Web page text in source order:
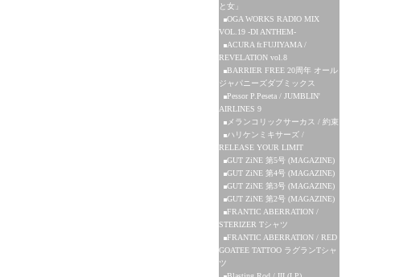
と女」
OGA WORKS RADIO MIX
VOL.19 -DI ANTHEM-
ACURA fr.FUJIYAMA /
REVELATION vol.8
BARRIER FREE 20周年 オール
ジャパニーズダブミックス
Pessor P.Peseta / JUMBLIN'
AIRLINES 9
メランコリックサーカス / 約束
ハリケンミキサーズ /
RELEASE YOUR LIMIT
GUT ZiNE 第5号 (MAGAZINE)
GUT ZiNE 第4号 (MAGAZINE)
GUT ZiNE 第3号 (MAGAZINE)
GUT ZiNE 第2号 (MAGAZINE)
FRANTIC ABERRATION /
STERIZER Tシャツ
FRANTIC ABERRATION / RED
GOATEE TATTOO ラグランTシャ
ツ